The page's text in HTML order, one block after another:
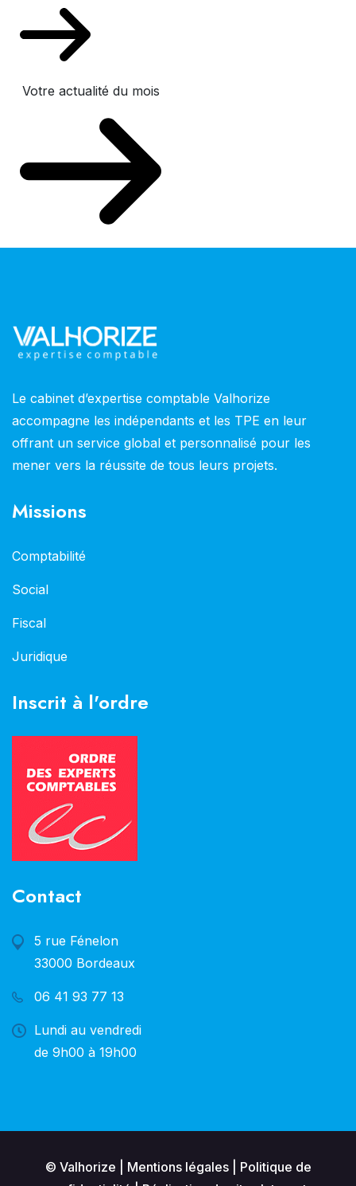
Votre actualité du mois
Le cabinet d’expertise comptable Valhorize
accompagne les indépendants et les TPE en leur
offrant un service global et personnalisé pour les
mener vers la réussite de tous leurs projets.
Missions
Comptabilité
Social
Fiscal
Juridique
Inscrit à l'ordre
Contact
5 rue Fénelon
33000 Bordeaux
06 41 93 77 13
Lundi au vendredi
de 9h00 à 19h00
© Valhorize | Mentions légales| Politique de